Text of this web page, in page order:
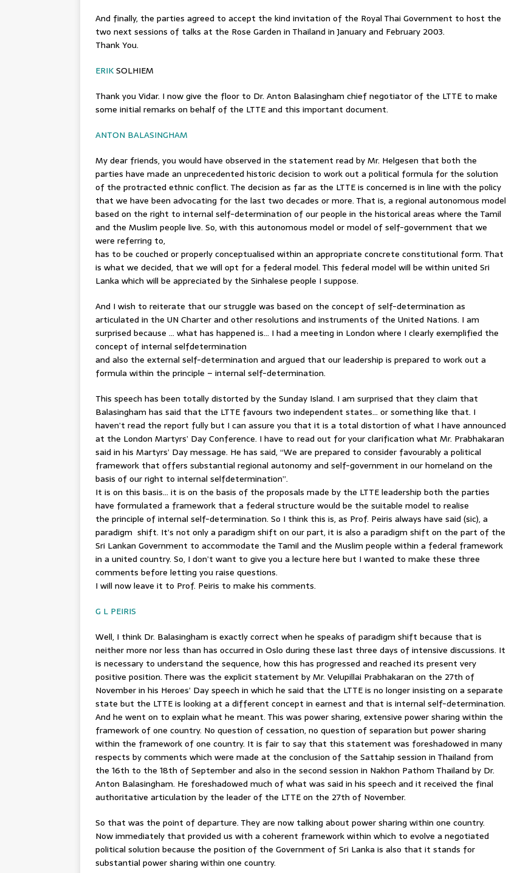
And finally, the parties agreed to accept the kind invitation of the Royal Thai Government to host the
two next sessions of talks at the Rose Garden in Thailand in January and February 2003.
Thank You.
ERIKSOLHIEM
Thank you Vidar. I now give the floor to Dr. Anton Balasingham chief negotiator of the LTTE to make
some initial remarks on behalf of the LTTE and this important document.
ANTON BALASINGHAM
My dear friends, you would have observed in the statement read by Mr. Helgesen that both the
parties have made an unprecedented historic decision to work out a political formula for the solution
of the protracted ethnic conflict. The decision as far as the LTTE is concerned is in line with the policy
that we have been advocating for the last two decades or more. That is, a regional autonomous model
based on the right to internal self-determination of our people in the historical areas where the Tamil
and the Muslim people live. So, with this autonomous model or model of self-government that we
were referring to,
has to be couched or properly conceptualised within an appropriate concrete constitutional form. That
is what we decided, that we will opt for a federal model. This federal model will be within united Sri
Lanka which will be appreciated by the Sinhalese people I suppose.
And I wish to reiterate that our struggle was based on the concept of self-determination as
articulated in the UN Charter and other resolutions and instruments of the United Nations. I am
surprised because … what has happened is… I had a meeting in London where I clearly exemplified the
concept of internal selfdetermination
and also the external self-determination and argued that our leadership is prepared to work out a
formula within the principle – internal self-determination.
This speech has been totally distorted by the Sunday Island. I am surprised that they claim that
Balasingham has said that the LTTE favours two independent states… or something like that. I
haven’t read the report fully but I can assure you that it is a total distortion of what I have announced
at the London Martyrs’ Day Conference. I have to read out for your clarification what Mr. Prabhakaran
said in his Martyrs’ Day message. He has said, “We are prepared to consider favourably a political
framework that offers substantial regional autonomy and self-government in our homeland on the
basis of our right to internal selfdetermination”.
It is on this basis… it is on the basis of the proposals made by the LTTE leadership both the parties
have formulated a framework that a federal structure would be the suitable model to realise
the principle of internal self-determination. So I think this is, as Prof. Peiris always have said (sic), a
paradigm shift. It’s not only a paradigm shift on our part, it is also a paradigm shift on the part of the
Sri Lankan Government to accommodate the Tamil and the Muslim people within a federal framework
in a united country. So, I don’t want to give you a lecture here but I wanted to make these three
comments before letting you raise questions.
I will now leave it to Prof. Peiris to make his comments.
G L PEIRIS
Well, I think Dr. Balasingham is exactly correct when he speaks of paradigm shift because that is
neither more nor less than has occurred in Oslo during these last three days of intensive discussions. It
is necessary to understand the sequence, how this has progressed and reached its present very
positive position. There was the explicit statement by Mr. Velupillai Prabhakaran on the 27th of
November in his Heroes’ Day speech in which he said that the LTTE is no longer insisting on a separate
state but the LTTE is looking at a different concept in earnest and that is internal self-determination.
And he went on to explain what he meant. This was power sharing, extensive power sharing within the
framework of one country. No question of cessation, no question of separation but power sharing
within the framework of one country. It is fair to say that this statement was foreshadowed in many
respects by comments which were made at the conclusion of the Sattahip session in Thailand from
the 16th to the 18th of September and also in the second session in Nakhon Pathom Thailand by Dr.
Anton Balasingham. He foreshadowed much of what was said in his speech and it received the final
authoritative articulation by the leader of the LTTE on the 27th of November.
So that was the point of departure. They are now talking about power sharing within one country.
Now immediately that provided us with a coherent framework within which to evolve a negotiated
political solution because the position of the Government of Sri Lanka is also that it stands for
substantial power sharing within one country.